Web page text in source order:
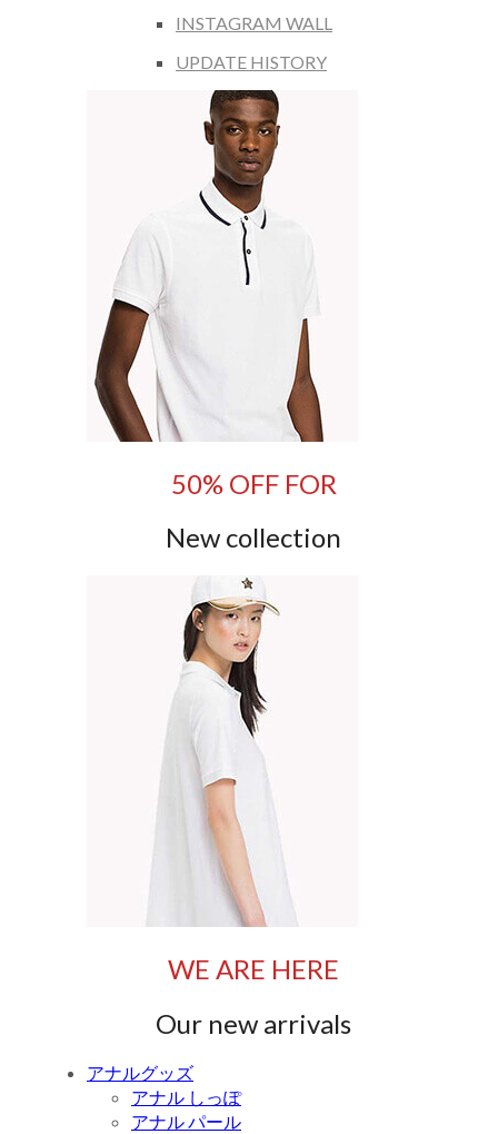
INSTAGRAM WALL
UPDATE HISTORY
50% OFF FOR
New collection
WE ARE HERE
Our new arrivals
アナルグッズ
アナル しっぽ
アナル パール